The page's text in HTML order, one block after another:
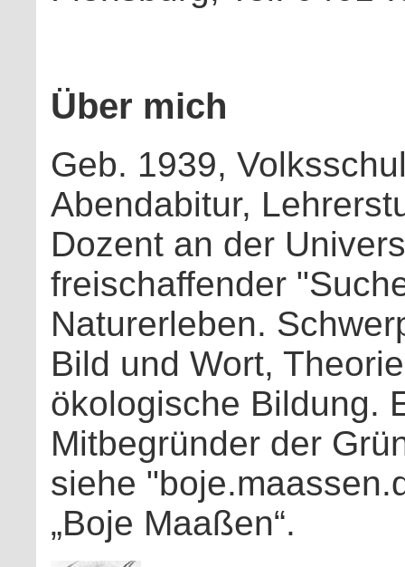
Über mich
Geb. 1939,
Abendabitur,
Dozent an der
freischaffender
Naturerleben.
Bild und Wort,
ökologische Bildung.
Mitbegründer der
siehe
„Boje Maaßen“.